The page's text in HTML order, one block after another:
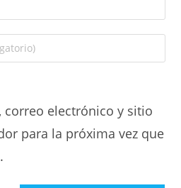
electrónico y sitio
para la próxima vez que